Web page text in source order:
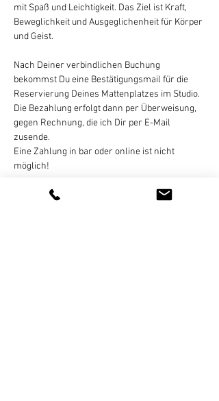
mit Spaß und Leichtigkeit. Das Ziel ist Kraft,
Beweglichkeit und Ausgeglichenheit für Körper
und Geist.
Nach Deiner verbindlichen Buchung
bekommst Du eine Bestätigungsmail für die
Reservierung Deines Mattenplatzes im Studio.
Die Bezahlung erfolgt dann per Überweisung,
gegen Rechnung, die ich Dir per E-Mail
zusende.
Eine Zahlung in bar oder online ist nicht
möglich!
Eine Stornierung des gebuchten Termins ist